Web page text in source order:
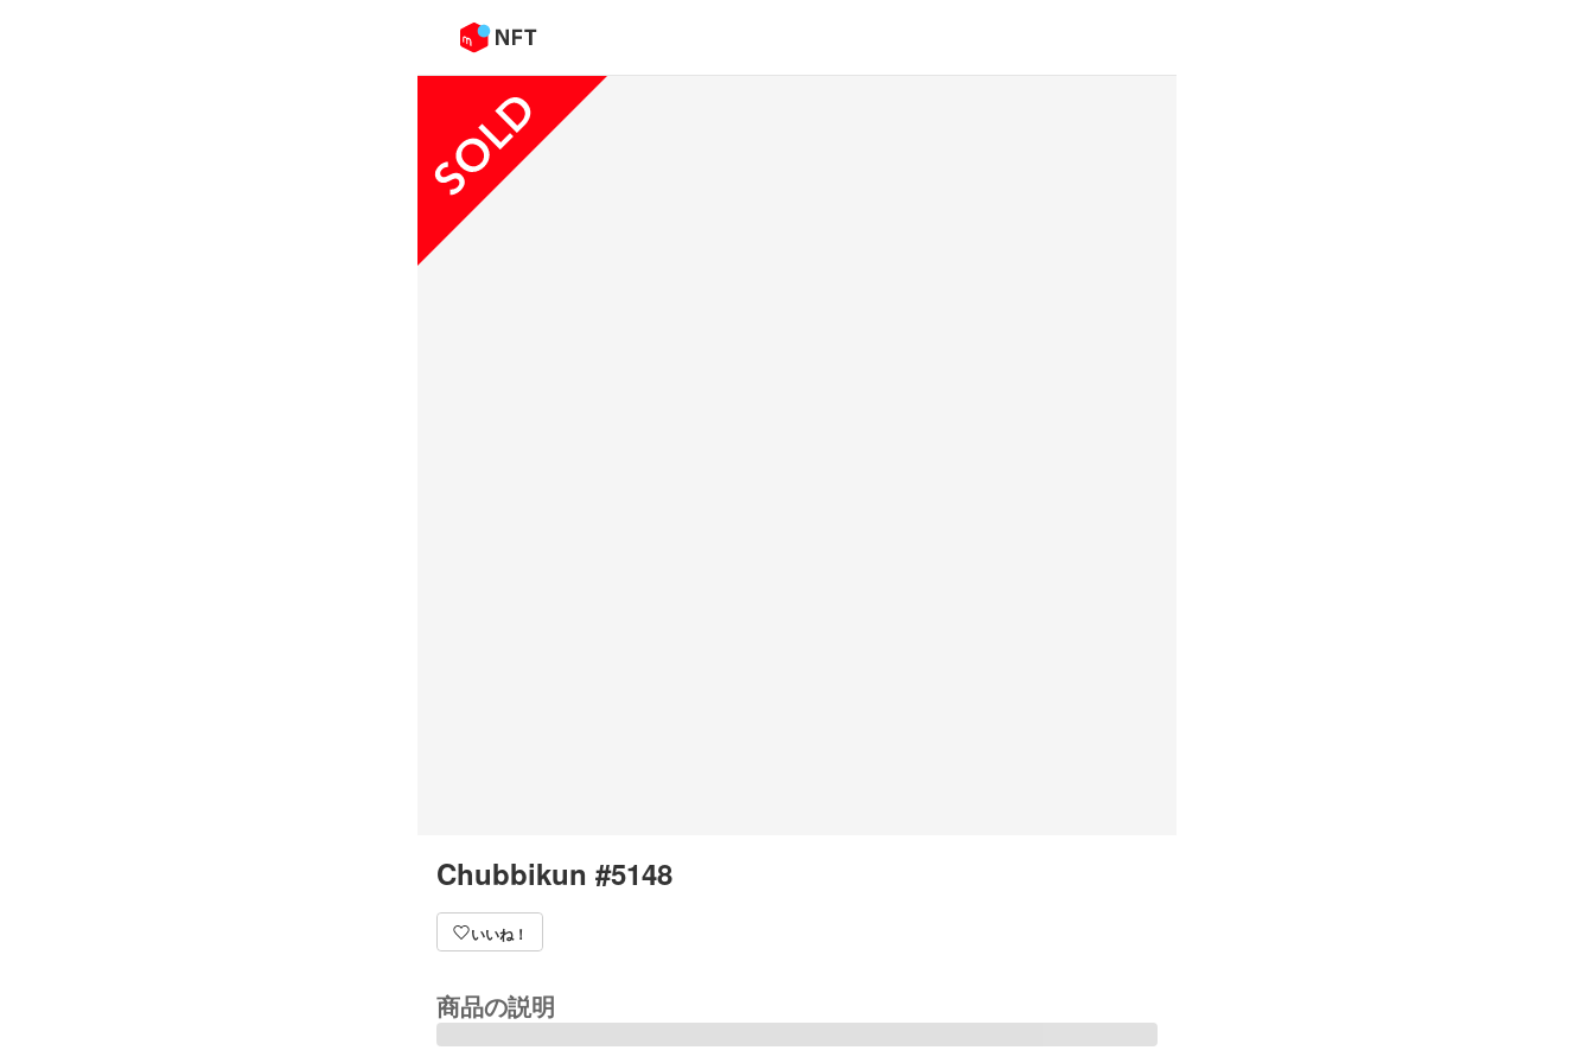
Chubbikun #5148
いいね！
商品の説明